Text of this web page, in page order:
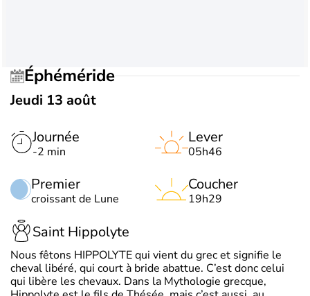
Éphéméride
Jeudi 13 août
Journée
-2 min
Premier
croissant de Lune
Lever
05h46
Coucher
19h29
Saint Hippolyte
Nous fêtons HIPPOLYTE qui vient du grec et signifie le
cheval libéré, qui court à bride abattue. C’est donc celui
qui libère les chevaux. Dans la Mythologie grecque,